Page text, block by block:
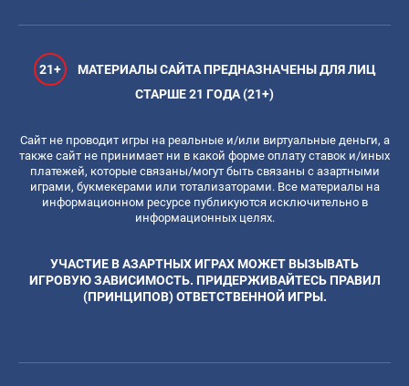
21+
МАТЕРИАЛЫ САЙТА ПРЕДНАЗНАЧЕНЫ ДЛЯ ЛИЦ
СТАРШЕ 21 ГОДА (21+)
Сайт не проводит игры на реальные и/или виртуальные деньги, а
также сайт не принимает ни в какой форме оплату ставок и/иных
платежей, которые связаны/могут быть связаны с азартными
играми, букмекерами или тотализаторами. Все материалы на
информационном ресурсе публикуются исключительно в
информационных целях.
УЧАСТИЕ В АЗАРТНЫХ ИГРАХ МОЖЕТ ВЫЗЫВАТЬ
ИГРОВУЮ ЗАВИСИМОСТЬ. ПРИДЕРЖИВАЙТЕСЬ ПРАВИЛ
(ПРИНЦИПОВ) ОТВЕТСТВЕННОЙ ИГРЫ.